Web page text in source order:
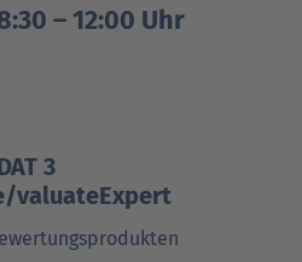
– 12:00 Uhr
3
valuateExpert